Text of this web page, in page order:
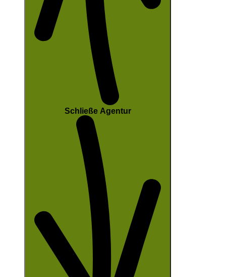
Schließe Agentur